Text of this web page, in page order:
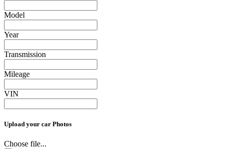
Model
Year
Transmission
Mileage
VIN
Upload your car Photos
Choose file...